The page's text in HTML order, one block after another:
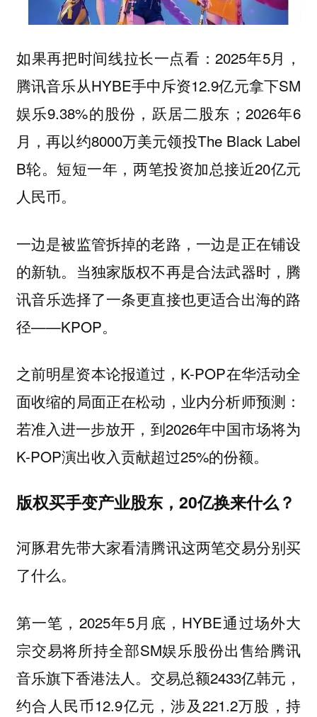
如果再把时间线拉长一点看：2025年5月，
腾讯音乐从HYBE手中斥资12.9亿元拿下SM
娱乐9.38%的股份，跃居二股东；2026年6
月，再以约8000万美元领投The Black Label
B轮。短短一年，两笔投资加总接近20亿元
人民币。
一边是被监管拆掉的老路，一边是正在铺设
的新轨。当独家版权不再是合法武器时，腾
讯音乐选择了一条更直接也更适合出海的路
径——KPOP。
之前明星资本论报道过，K-POP在华活动全
面收缩的局面正在松动，业内分析师预测：
若准入进一步放开，到2026年中国市场将为
K-POP演出收入贡献超过25%的份额。
版权买手变产业股东，20亿换来什么？
河豚君先带大家看清腾讯这两笔交易分别买
了什么。
第一笔，2025年5月底，HYBE通过场外大
宗交易将所持全部SM娱乐股份出售给腾讯
音乐旗下香港法人。交易总额2433亿韩元，
约合人民币12.9亿元，涉及221.2万股，持